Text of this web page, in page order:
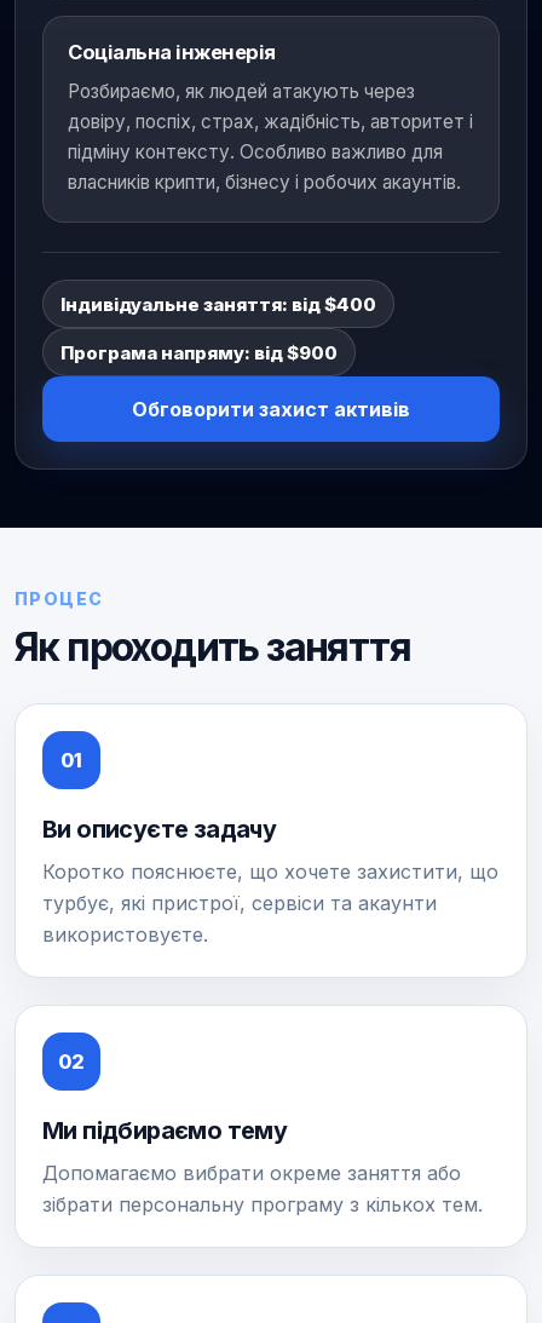
Соціальна інженерія
Розбираємо, як людей атакують через
довіру, поспіх, страх, жадібність, авторитет і
підміну контексту. Особливо важливо для
власників крипти, бізнесу і робочих акаунтів.
Індивідуальне заняття: від $400
Програма напряму: від $900
Обговорити захист активів
ПРОЦЕС
Як проходить заняття
01
Ви описуєте задачу
Коротко пояснюєте, що хочете захистити, що
турбує, які пристрої, сервіси та акаунти
використовуєте.
02
Ми підбираємо тему
Допомагаємо вибрати окреме заняття або
зібрати персональну програму з кількох тем.